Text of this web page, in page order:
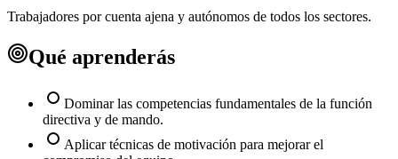
Trabajadores por cuenta ajena y autónomos de todos los sectores.
Qué aprenderás
Dominar las competencias fundamentales de la función
directiva y de mando.
Aplicar técnicas de motivación para mejorar el